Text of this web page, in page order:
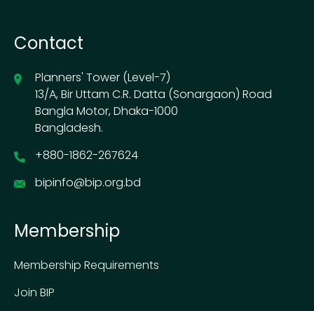
Contact
Planners' Tower (Level-7)
13/A, Bir Uttam C.R. Datta (Sonargaon) Road
Bangla Motor, Dhaka-1000
Bangladesh.
+880-1862-267624
bipinfo@bip.org.bd
Membership
Membership Requirements
Join BIP